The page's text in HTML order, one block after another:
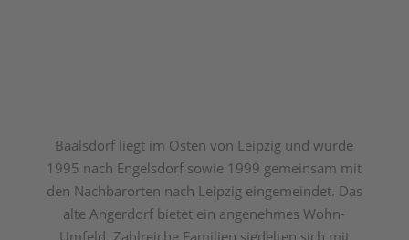
Baalsdorf liegt im Osten von Leipzig und wurde
1995 nach Engelsdorf sowie 1999 gemeinsam mit
den Nachbarorten nach Leipzig eingemeindet. Das
alte Angerdorf bietet ein angenehmes Wohn-
Umfeld. Zahlreiche Familien siedelten sich mit